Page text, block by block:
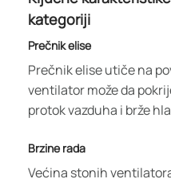
kategoriji
Prečnik elise
Prečnik elise utiče na
ventilator može da
protok vazduha i brže
Brzine rada
Većina stonih